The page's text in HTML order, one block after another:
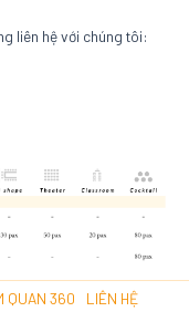
liên hệ với chúng tôi:
QUAN 360
LIÊN HỆ